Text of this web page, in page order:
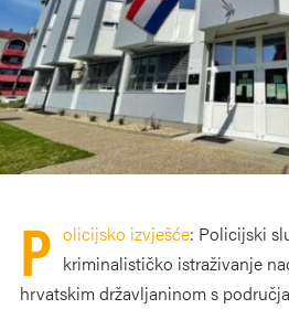
P olicijsko izvješće: Policijski
kriminalističko istraživanje
hrvatskim državljaninom s